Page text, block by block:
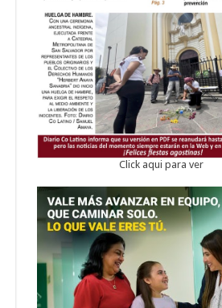
Click aqui para ver